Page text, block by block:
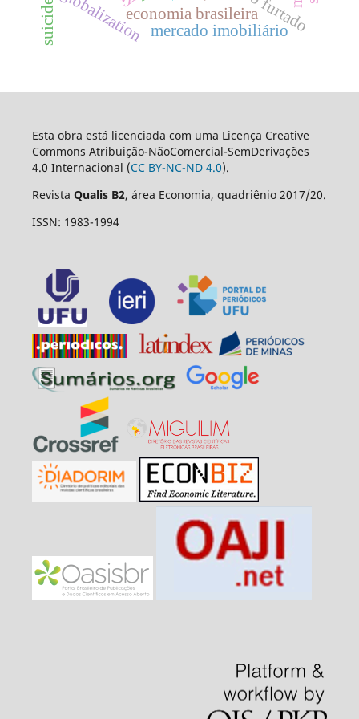
economia brasileira
globalization mercado imobiliário
Esta obra está licenciada com uma Licença Creative
Commons Atribuição-NãoComercial-SemDerivações
4.0 Internacional (CC BY-NC-ND 4.0).
Revista Qualis B2, área Economia, quadriênio 2017/20.
ISSN: 1983-1994